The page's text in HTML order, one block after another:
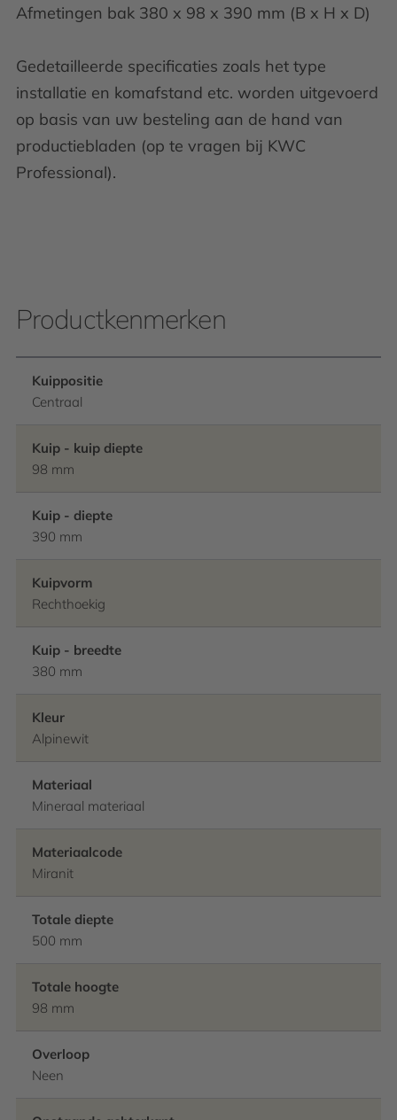
Afmetingen bak 380 x 98 x 390 mm (B x H x D)
Gedetailleerde specificaties zoals het type
installatie en komafstand etc. worden uitgevoerd
op basis van uw besteling aan de hand van
productiebladen (op te vragen bij KWC
Professional).
Productkenmerken
Kuippositie
Centraal
Kuip - kuip diepte
98 mm
Kuip - diepte
390 mm
Kuipvorm
Rechthoekig
Kuip - breedte
380 mm
Kleur
Alpinewit
Materiaal
Mineraal materiaal
Materiaalcode
Miranit
Totale diepte
500 mm
Totale hoogte
98 mm
Overloop
Neen